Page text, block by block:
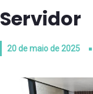
Servidor
20 de maio de 2025